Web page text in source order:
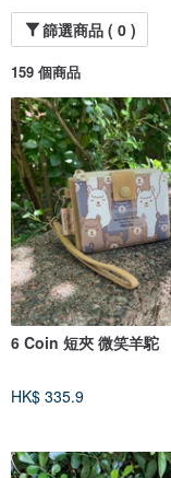
篩選商品 ( 0 )
159 個商品
6 Coin 短夾 微笑羊駝
HK$ 335.9